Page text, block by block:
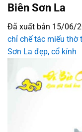
Biên Sơn La
Đã xuất bản 15/06/
chỉ chế tác miếu thờ
Sơn La đẹp, cổ kính